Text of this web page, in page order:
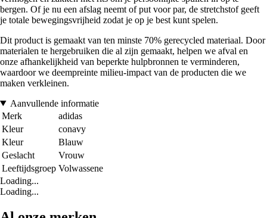
bergen. Of je nu een afslag neemt of put voor par, de stretchstof geeft
je totale bewegingsvrijheid zodat je op je best kunt spelen.
Dit product is gemaakt van ten minste 70% gerecycled materiaal. Door
materialen te hergebruiken die al zijn gemaakt, helpen we afval en
onze afhankelijkheid van beperkte hulpbronnen te verminderen,
waardoor we deempreinte milieu-impact van de producten die we
maken verkleinen.
Aanvullende informatie
Merk
adidas
Kleur
conavy
Kleur
Blauw
Geslacht
Vrouw
Leeftijdsgroep Volwassene
Loading...
Loading...